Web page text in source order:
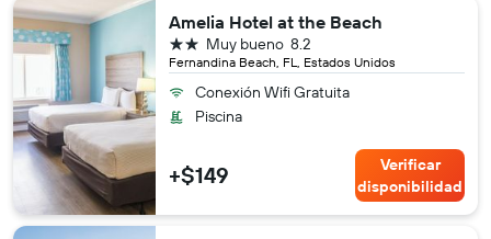
Amelia Hotel at the Beach
Fernandina Beach, FL, Estados Unidos
8.2
Muy bueno
2 estrellas
Conexión Wifi Gratuita
Piscina
+$149
Verificar
disponibilidad